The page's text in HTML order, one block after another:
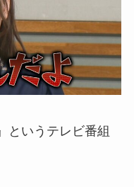
というテレビ番組